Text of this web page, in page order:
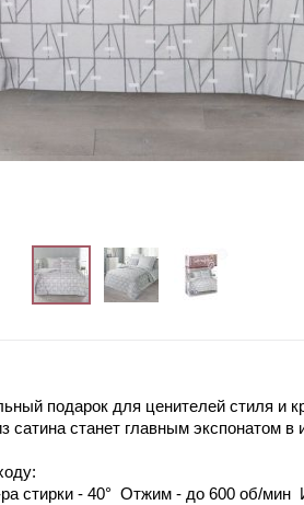
подарок для ценителей стиля и
сатина станет главным экспонатом
стирки - 40° Отжим - до 600 об/мин